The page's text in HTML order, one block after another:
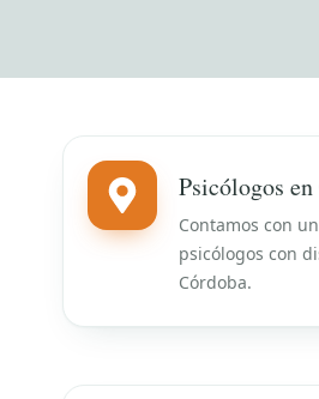
Psicólogos
Contamos con
psicólogos con
Córdoba.